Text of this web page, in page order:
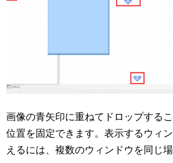
画像の青矢印に重ねてドロップする
位置を固定できます。表示するウィ
えるには、複数のウィンドウを同じ